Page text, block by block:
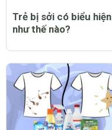
Trẻ bị sởi có biểu hiện
như thế nào?